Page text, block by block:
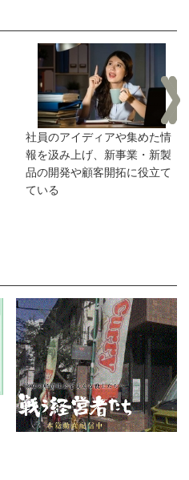
社員のアイディアや集めた情
報を汲み上げ、新事業・新製
品の開発や顧客開拓に役立て
ている